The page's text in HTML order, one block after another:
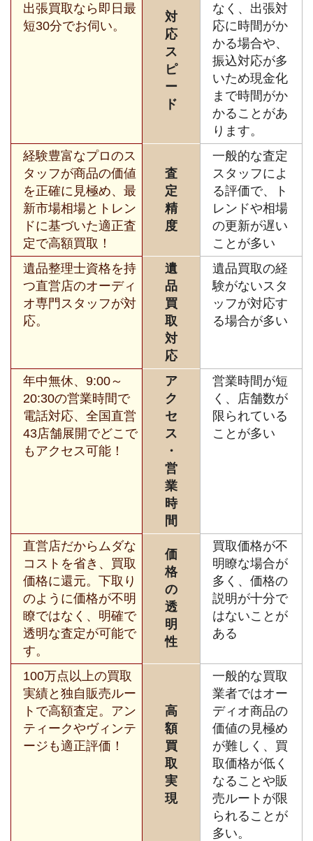
出張買取なら即日最
短30分でお伺い。
対
応
ス
ピ
ー
ド
なく、出張対
応に時間がか
かる場合や、
振込対応が多
いため現金化
まで時間がか
かることがあ
ります。
経験豊富なプロのス
タッフが商品の価値
を正確に見極め、最
新市場相場とトレン
ドに基づいた適正査
定で高額買取！
査
定
精
度
一般的な査定
スタッフによ
る評価で、ト
レンドや相場
の更新が遅い
ことが多い
遺品整理士資格を持
つ直営店のオーディ
オ専門スタッフが対
応。
遺
品
買
取
対
応
遺品買取の経
験がないスタ
ッフが対応す
る場合が多い
年中無休、9:00～
20:30の営業時間で
電話対応、全国直営
43店舗展開でどこで
もアクセス可能！
ア
ク
セ
ス
・
営
業
時
間
営業時間が短
く、店舗数が
限られている
ことが多い
直営店だからムダな
コストを省き、買取
価格に還元。下取り
のように価格が不明
瞭ではなく、明確で
透明な査定が可能で
す。
価
格
の
透
明
性
買取価格が不
明瞭な場合が
多く、価格の
説明が十分で
はないことが
ある
100万点以上の買取
実績と独自販売ルー
トで高額査定。アン
ティークやヴィンテ
ージも適正評価！
高
額
買
取
実
現
一般的な買取
業者ではオー
ディオ商品の
価値の見極め
が難しく、買
取価格が低く
なることや販
売ルートが限
られることが
多い。